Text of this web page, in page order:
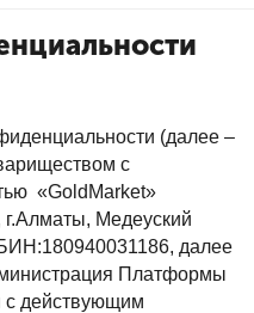
(далее –
с
«GoldMarket»
Медеуский
далее
Платформы
с действующим